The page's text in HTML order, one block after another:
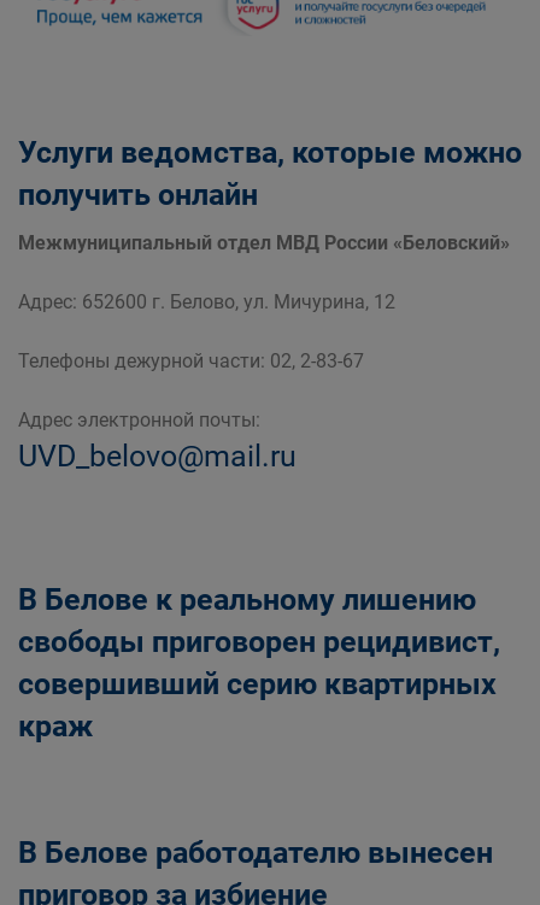
Услуги ведомства, которые можно
получить онлайн
Межмуниципальный отдел МВД России «Беловский»
Адрес: 652600 г. Белово, ул. Мичурина, 12
Телефоны дежурной части: 02, 2-83-67
Адрес электронной почты:
UVD_belovo@mail.ru
В Белове к реальному лишению
свободы приговорен рецидивист,
совершивший серию квартирных
краж
В Белове работодателю вынесен
приговор за избиение